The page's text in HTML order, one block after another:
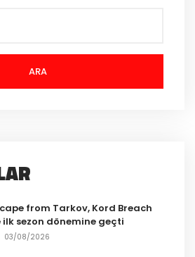
ARA
from Tarkov, Kord Breach
ilk sezon dönemine geçti
03/08/2026